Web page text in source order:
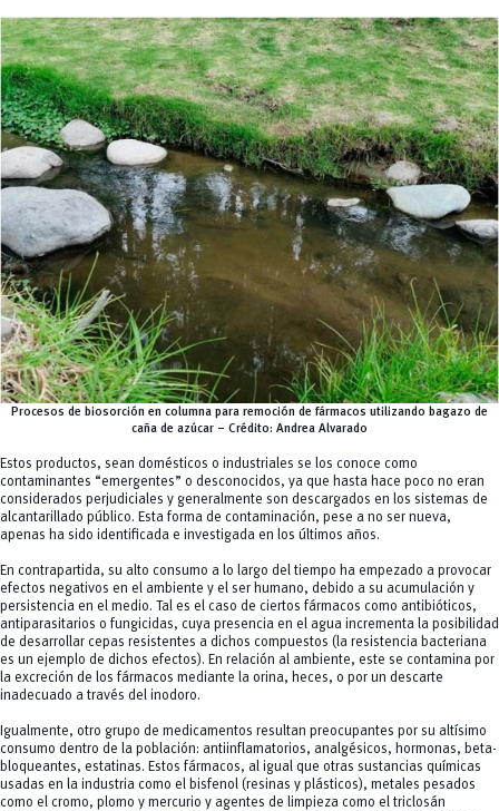
Procesos de biosorción en columna para remoción de fármacos utilizando bagazo de
caña de azúcar – Crédito: Andrea Alvarado
Estos productos, sean domésticos o industriales se los conoce como
contaminantes “emergentes” o desconocidos, ya que hasta hace poco no eran
considerados perjudiciales y generalmente son descargados en los sistemas de
alcantarillado público. Esta forma de contaminación, pese a no ser nueva,
apenas ha sido identificada e investigada en los últimos años.
En contrapartida, su alto consumo a lo largo del tiempo ha empezado a provocar
efectos negativos en el ambiente y el ser humano, debido a su acumulación y
persistencia en el medio. Tal es el caso de ciertos fármacos como antibióticos,
antiparasitarios o fungicidas, cuya presencia en el agua incrementa la posibilidad
de desarrollar cepas resistentes a dichos compuestos (la resistencia bacteriana
es un ejemplo de dichos efectos). En relación al ambiente, este se contamina por
la excreción de los fármacos mediante la orina, heces, o por un descarte
inadecuado a través del inodoro.
Igualmente, otro grupo de medicamentos resultan preocupantes por su altísimo
consumo dentro de la población: antiinflamatorios, analgésicos, hormonas, beta-
bloqueantes, estatinas. Estos fármacos, al igual que otras sustancias químicas
usadas en la industria como el bisfenol (resinas y plásticos), metales pesados
como el cromo, plomo y mercurio y agentes de limpieza como el triclosán